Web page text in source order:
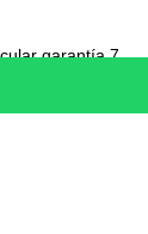
garantía 7
unas